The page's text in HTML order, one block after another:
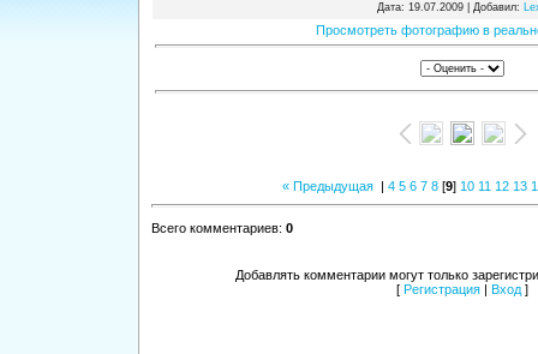
Дата: 19.07.2009 | Добавил:
Просмотреть фотографию в
« Предыдущая| 4 5 6 7 8[9] 10 11 12 13
Всего комментариев: 0
Добавлять комментарии могут только
[ Регистрация | Вход ]